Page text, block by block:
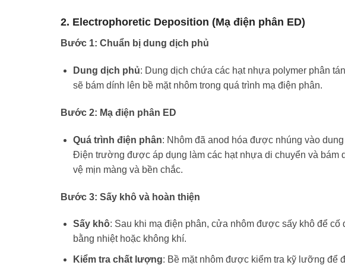
2. Electrophoretic Deposition (Mạ điện phân ED)
Bước 1: Chuẩn bị dung dịch phủ
Dung dịch phủ: Dung dịch chứa các hạt nhựa polymer phân
sẽ bám dính lên bề mặt nhôm trong quá trình mạ điện phân.
Bước 2: Mạ điện phân ED
Quá trình điện phân: Nhôm đã anod hóa được nhúng vào
Điện trường được áp dụng làm các hạt nhựa di chuyển và bám
vệ mịn màng và bền chắc.
Bước 3: Sấy khô và hoàn thiện
Sấy khô: Sau khi mạ điện phân, cửa nhôm được sấy khô để
bằng nhiệt hoặc không khí.
Kiểm tra chất lượng: Bề mặt nhôm được kiểm tra kỹ lưỡng để